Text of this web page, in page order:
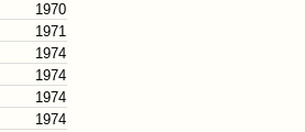
1970
1971
1974
1974
1974
1974